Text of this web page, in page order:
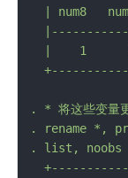
num8
|    1
. * 将这些变量
.
rename *,
.
list,
noobs